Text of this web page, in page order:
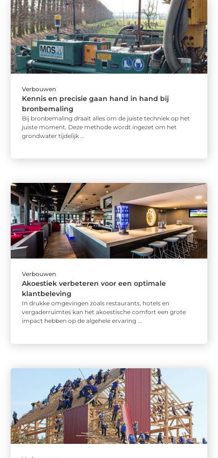
Verbouwen
Kennis en precisie gaan hand in hand bij
bronbemaling
Bij bronbemaling draait alles om de juiste techniek op het
juiste moment. Deze methode wordt ingezet om het
grondwater tijdelijk ...
Verbouwen
Akoestiek verbeteren voor een optimale
klantbeleving
In drukke omgevingen zoals restaurants, hotels en
vergaderruimtes kan het akoestische comfort een grote
impact hebben op de algehele ervaring ...